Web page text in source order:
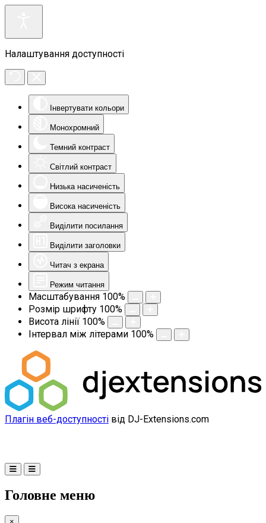
Налаштування доступності
Інвертувати кольори
Монохромний
Темний контраст
Світлий контраст
Низька насиченість
Висока насиченість
Виділити посилання
Виділити заголовки
Читач з екрана
Режим читання
Масштабування 100%
Розмір шрифту 100%
Висота лінії 100%
Інтервал між літерами 100%
Плагін веб-доступності від DJ-Extensions.com
Головне меню